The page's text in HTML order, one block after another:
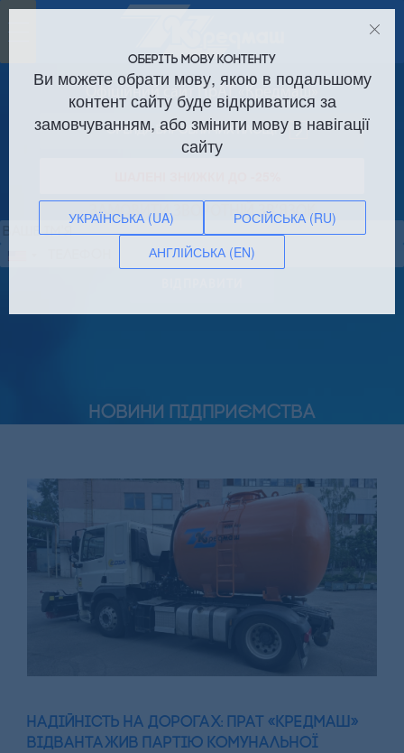
Офіційний сайт ПрАТ «Кредмаш»
Оренда виробничих площ!
ЗАМОВИТИ ЗВОРОТНІЙ ЗВ’ЯЗОК
НОВИНИ ПІДПРИЄМСТВА
НАДІЙНІСТЬ НА ДОРОГАХ: ПРАТ «КРЕДМАШ»
ВІДВАНТАЖИВ ПАРТІЮ КОМУНАЛЬНОЇ
ОБЕРІТЬ МОВУ КОНТЕНТУ
Ви можете обрати мову, якою в подальшому
контент сайту буде відкриватися за
замовчуванням, або змінити мову в навігації
сайту
УКРАЇНСЬКА (UA)
РОСІЙСЬКА (RU)
АНГЛІЙСЬКА (EN)